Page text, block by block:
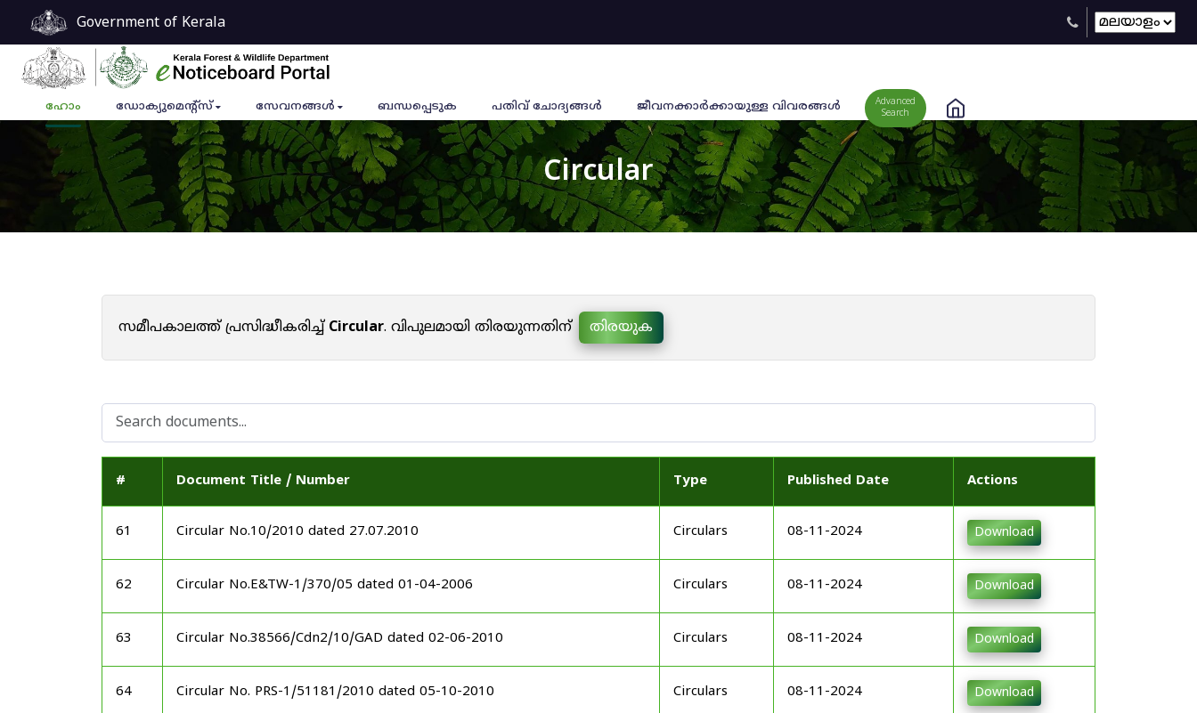
Government of Kerala
ഹോം ഡോക്യുമെൻ്റ്സ് സേവനങ്ങൾ ബന്ധപ്പെടുക പതിവ് ചോദ്യങ്ങൾ ജീവനക്കാര്‍ക്കായുള്ള വിവരങ്ങള്‍
Advanced
Search
Circular
സമീപകാലത്ത് പ്രസിദ്ധീകരിച്ച്Circular. വിപുലമായി തിരയുന്നതിന് തിരയുക
# Document Title / Number Type Published Date Actions
61 Circular No.10/2010 dated 27.07.2010 Circulars 08-11-2024 Download
62 Circular No.E&TW-1/370/05 dated 01-04-2006 Circulars 08-11-2024 Download
63 Circular No.38566/Cdn2/10/GAD dated 02-06-2010 Circulars 08-11-2024 Download
64 Circular No. PRS-1/51181/2010 dated 05-10-2010 Circulars 08-11-2024 Download